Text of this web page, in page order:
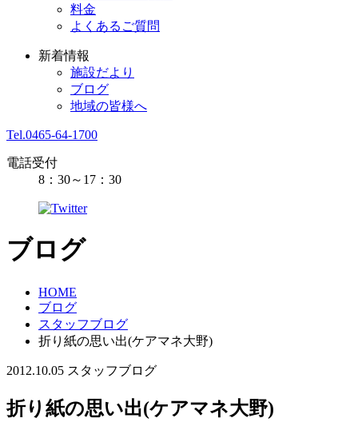
料金
よくあるご質問
新着情報
施設だより
ブログ
地域の皆様へ
Tel.0465-64-1700
電話受付
8：30～17：30
ブログ
HOME
ブログ
スタッフブログ
折り紙の思い出(ケアマネ大野)
2012.10.05 スタッフブログ
折り紙の思い出(ケアマネ大野)